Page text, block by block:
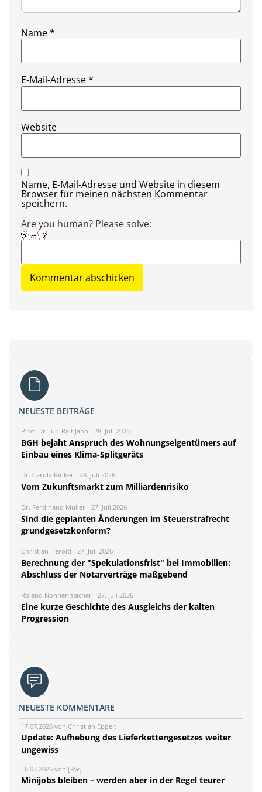
Name*
E-Mail-Adresse*
Website
Name, E-Mail-Adresse und Website in diesem
Browser für meinen nächsten Kommentar
speichern.
Are you human? Please solve:
NEUESTE BEITRÄGE
Prof. Dr. jur. Ralf Jahn 28. Juli 2026
BGH bejaht Anspruch des Wohnungseigentümers auf
Einbau eines Klima-Splitgeräts
Dr. Carola Rinker 28. Juli 2026
Vom Zukunftsmarkt zum Milliardenrisiko
Dr. Ferdinand Müller 27. Juli 2026
Sind die geplanten Änderungen im Steuerstrafrecht
grundgesetzkonform?
Christian Herold 27. Juli 2026
Berechnung der "Spekulationsfrist" bei Immobilien:
Abschluss der Notarverträge maßgebend
Roland Nonnenmacher 27. Juli 2026
Eine kurze Geschichte des Ausgleichs der kalten
Progression
NEUESTE KOMMENTARE
17.07.2026 von Christian Eppelt
Update: Aufhebung des Lieferkettengesetzes weiter
ungewiss
16.07.2026 von [Rw]
Minijobs bleiben – werden aber in der Regel teurer